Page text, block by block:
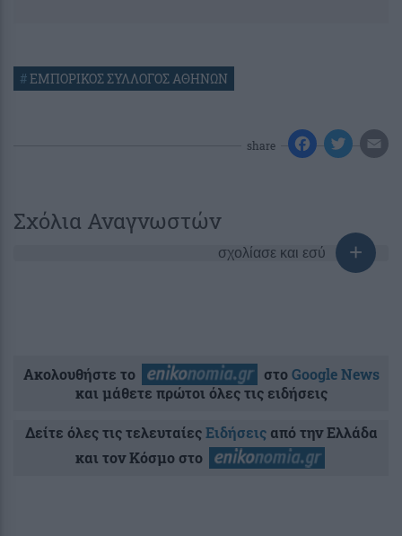
#ΕΜΠΟΡΙΚΟΣ ΣΥΛΛΟΓΟΣ ΑΘΗΝΩΝ
share
Σχόλια Αναγνωστών
σχολίασε και εσύ
Ακολουθήστε το στοGoogle News
και μάθετε πρώτοι όλες τις ειδήσεις
Δείτε όλες τις τελευταίεςΕιδήσειςαπό την Ελλάδα
και τον Κόσμο στο